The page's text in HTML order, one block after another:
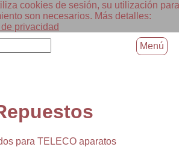
cookies de sesión, su utilización para
son necesarios. Más detalles:
privacidad
para TELECO aparatos
Menú